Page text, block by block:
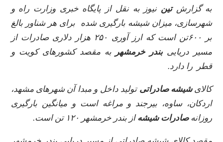
به گزارشتین نیوز به نقل از پایگاه خبری وزارت راه و
شهرسازی، میزان شیشه بارگیری شده برای هر شناور بالغ
بر ۶۰۰تن است که ارز آوری ۲۵۰ هزار دلاری صادرات از
مسیر دریاییبندر خرمشهر
به مقصد کشورهای کویت و
قطر را دارد.
کالایشیشه صادراتی تولید داخل و مبدا آن شهرهای مشهد،
اردکان، ساوه، بیرجند و مراغه است و میانگین بارگیری
روزانهصادرات شیشهاز بندر خرمشهر ۱۲۰ تن است.